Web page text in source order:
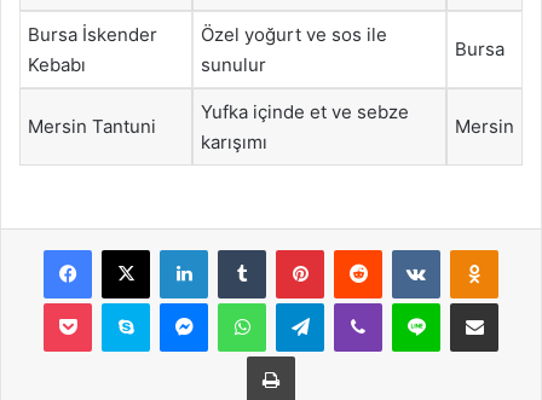
Bursa İskender
Kebabı
Özel yoğurt ve sos ile
sunulur
Bursa
Mersin Tantuni
Yufka içinde et ve sebze
karışımı
Mersin
Facebook
X LinkedInTumblr PinterestReddit VKontakte
Pocket Skype MessengerWhatsAppTelegramViber Line E-Posta ile
Yazdır